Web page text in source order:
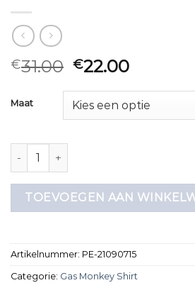
€31.00 €22.00
Maat
gas monkey shirt aantal
TOEVOEGEN AAN
Artikelnummer: PE-21090715
Categorie: Gas Monkey Shirt